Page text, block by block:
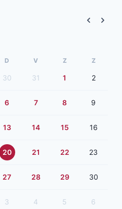
D V Z Z
30 31 1 2
6 7 8 9
13 14 15 16
20 21 22 23
27 28 29 30
3 4 5 6